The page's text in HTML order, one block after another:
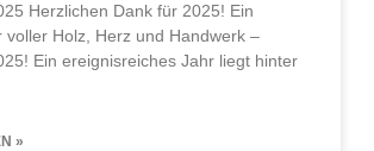
Herzlichen Dank für 2025! Ein
voller Holz, Herz und Handwerk –
Ein ereignisreiches Jahr liegt hinter
»